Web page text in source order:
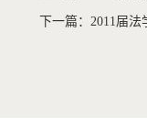
下一篇：2011届